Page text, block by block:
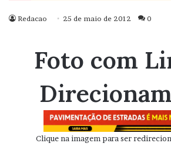
Redacao 25 de maio de 2012 0
Foto com
Clique na imagem para ser